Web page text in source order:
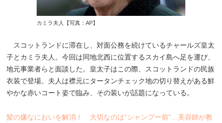
カミラ夫人【写真：AP】
スコットランドに滞在し、対面公務を続けているチャールズ皇太
子とカミラ夫人。今回は同地北西に位置するスカイ島へ足を運び、
地元事業者らと面談した。皇太子はこの際、スコットランドの民族
衣装で登場。夫人は襟元にタータンチェック地の切り替えがある鮮
やかな赤いコート姿で臨み、その装いが話題になっている。
髪の嫌なにおいを解消！ 大切なのは“シャンプー前”…美容師が教